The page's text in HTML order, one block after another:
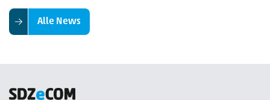
Alle News